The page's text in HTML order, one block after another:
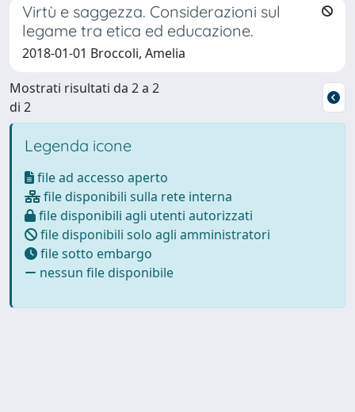
Virtù e saggezza. Considerazioni sul
legame tra etica ed educazione.
2018-01-01 Broccoli, Amelia
Mostrati risultati da 2 a 2
di 2
Legenda icone
file ad accesso aperto
file disponibili sulla rete interna
file disponibili agli utenti autorizzati
file disponibili solo agli amministratori
file sotto embargo
nessun file disponibile